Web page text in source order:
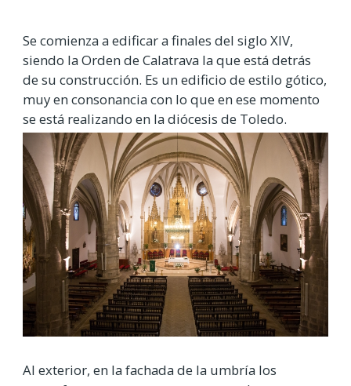
enlaces
de
ayuda
a
la
navegación
Se comienza a edificar a finales del siglo XIV,
siendo la Orden de Calatrava la que está detrás
de su construcción. Es un edificio de estilo gótico,
muy en consonancia con lo que en ese momento
se está realizando en la diócesis de Toledo.
Al exterior, en la fachada de la umbría los